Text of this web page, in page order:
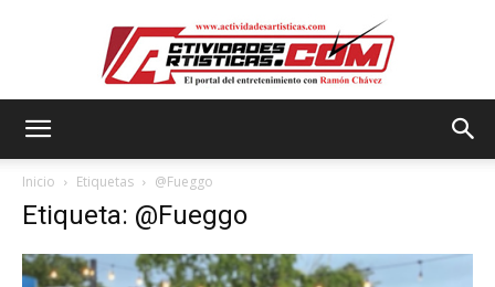
Inicio Etiquetas @Fueggo
Etiqueta: @Fueggo